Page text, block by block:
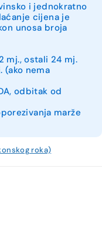
i jednokratno
cijena je
unosa broja
mj., ostali 24 mj.
(ako nema
odbitak od
marže
roka)